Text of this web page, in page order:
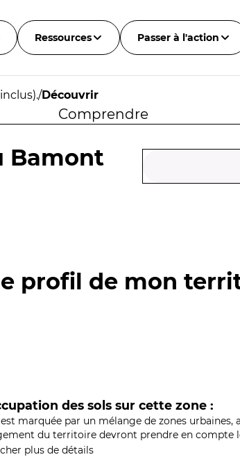
Ressources Passer à l'action
/Découvrir
Comprendre
Bamont
profil de mon
des sols sur cette zone :
marquée par un mélange de zones urbaines,
du territoire devront prendre en compte
plus de détails